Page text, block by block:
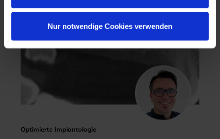
Nur notwendige Cookies verwenden
Optimierte Implantologie